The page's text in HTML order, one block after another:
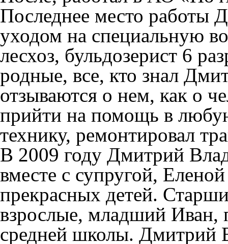
Последнее место работы
уходом на специальную
лесхоз, бульдозерист 6
родные, все, кто знал
отзываются о нем, как о
прийти на помощь в
технику, ремонтировал
В 2009 году Дмитрий
вместе с супругой,
прекрасных детей.
взрослые, младший Иван,
средней школы. Дмитрий